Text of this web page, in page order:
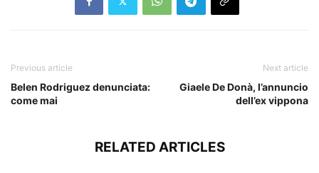
Previous article
Belen Rodriguez denunciata:
come mai
Next article
Giaele De Donà, l’annuncio
dell’ex vippona
RELATED ARTICLES